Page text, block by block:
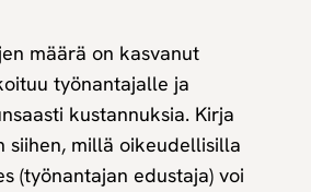
määrä on kasvanut
työnantajalle ja
kustannuksia. Kirja
siihen, millä oikeudellisilla
(työnantajan edustaja) voi